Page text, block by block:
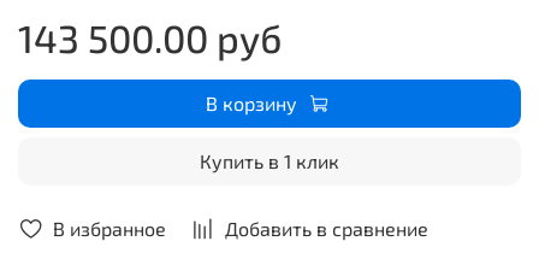
В избранное Добавить в сравнение
мин. Трансмиссия — 5-ступенчатая.
143 500.00 руб
В корзину
Купить в 1 клик